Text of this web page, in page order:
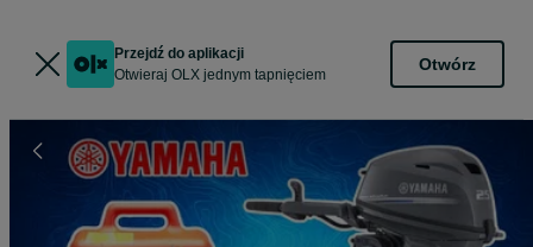
Przejdź do aplikacji
Otwieraj OLX jednym tapnięciem
Otwórz